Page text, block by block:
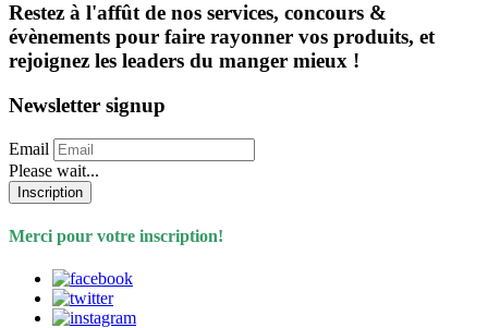
Restez à l'affût de nos services, concours &
évènements pour faire rayonner vos produits, et
rejoignez les leaders du manger mieux !
Newsletter signup
Email
Please wait...
Inscription
Merci pour votre inscription!